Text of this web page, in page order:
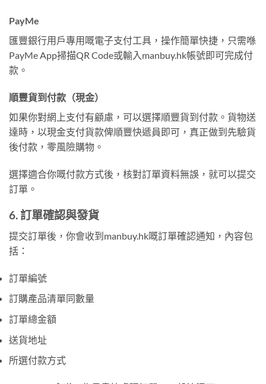
PayMe
匯豐銀行用戶專用嘅電子支付工具，操作簡單快捷，只需喺
PayMe App掃描QR Code或輸入manbuy.hk帳號即可完成付
款。
順豐貨到付款（現金）
如果你對網上支付有顧慮，可以選擇順豐貨到付款。貨物送
達時，以現金支付貨款俾順豐快遞員即可，真正做到先驗貨
後付款，零風險購物。
選擇適合你嘅付款方式後，核對訂單資料無誤，就可以提交
訂單。
6. 訂單確認與發貨
提交訂單後，你會收到manbuy.hk嘅訂單確認通知，內容包
括：
訂單編號
訂購產品清單同數量
訂單總金額
送貨地址
所選付款方式